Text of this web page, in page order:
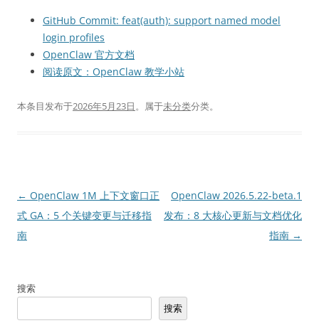
GitHub Commit: feat(auth): support named model
login profiles
OpenClaw 官方文档
阅读原文：OpenClaw 教学小站
本条目发布于2026年5月23日。属于未分类分类。
文
章
导
← OpenClaw 1M 上下文窗口正
式 GA：5 个关键变更与迁移指
南
OpenClaw 2026.5.22-beta.1
发布：8 大核心更新与文档优化
指南 →
搜索
搜索